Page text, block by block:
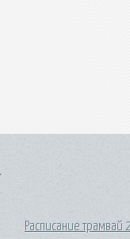
Расписание трамвай